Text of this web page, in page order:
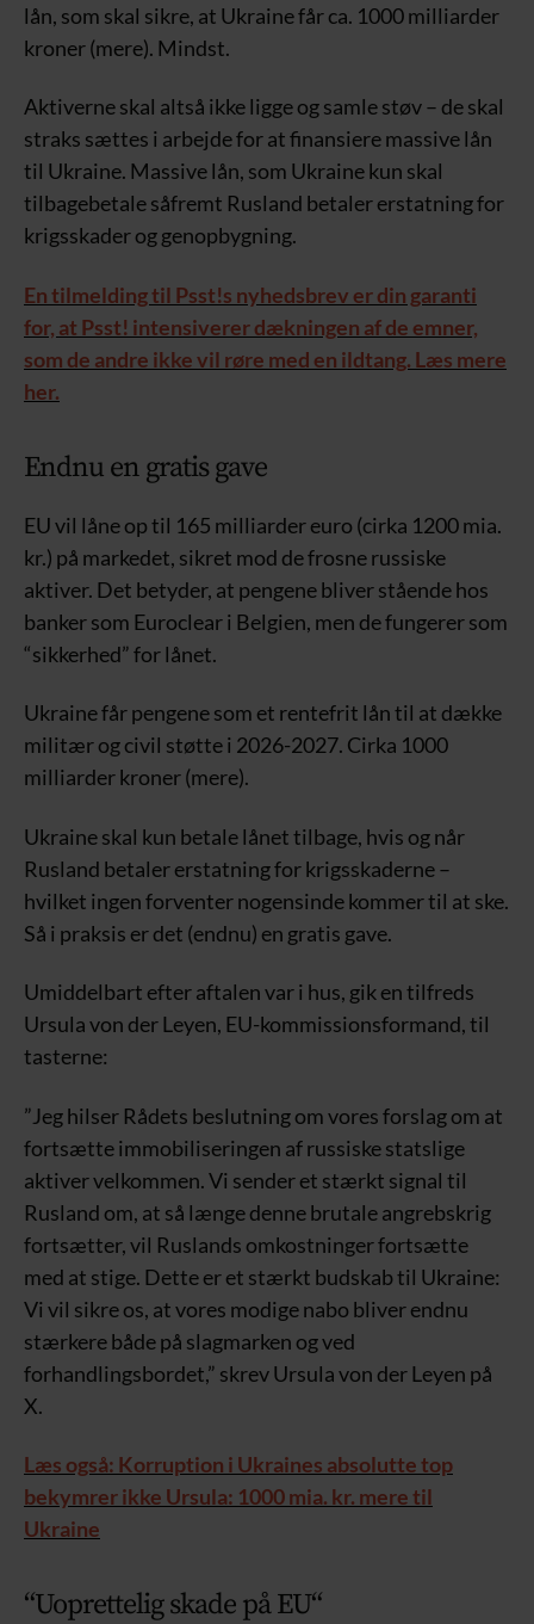
lån, som skal sikre, at Ukraine får ca. 1000 milliarder
kroner (mere). Mindst.
Aktiverne skal altså ikke ligge og samle støv – de skal
straks sættes i arbejde for at finansiere massive lån
til Ukraine. Massive lån, som Ukraine kun skal
tilbagebetale såfremt Rusland betaler erstatning for
krigsskader og genopbygning.
En tilmelding til Psst!s nyhedsbrev er din garanti
for, at Psst! intensiverer dækningen af de emner,
som de andre ikke vil røre med en ildtang. Læs mere
her.
Endnu en gratis gave
EU vil låne op til 165 milliarder euro (cirka 1200 mia.
kr.) på markedet, sikret mod de frosne russiske
aktiver. Det betyder, at pengene bliver stående hos
banker som Euroclear i Belgien, men de fungerer som
“sikkerhed” for lånet.
Ukraine får pengene som et rentefrit lån til at dække
militær og civil støtte i 2026-2027. Cirka 1000
milliarder kroner (mere).
Ukraine skal kun betale lånet tilbage, hvis og når
Rusland betaler erstatning for krigsskaderne –
hvilket ingen forventer nogensinde kommer til at ske.
Så i praksis er det (endnu) en gratis gave.
Umiddelbart efter aftalen var i hus, gik en tilfreds
Ursula von der Leyen, EU-kommissionsformand, til
tasterne:
”Jeg hilser Rådets beslutning om vores forslag om at
fortsætte immobiliseringen af russiske statslige
aktiver velkommen. Vi sender et stærkt signal til
Rusland om, at så længe denne brutale angrebskrig
fortsætter, vil Ruslands omkostninger fortsætte
med at stige. Dette er et stærkt budskab til Ukraine:
Vi vil sikre os, at vores modige nabo bliver endnu
stærkere både på slagmarken og ved
forhandlingsbordet,” skrev Ursula von der Leyen på
X.
Læs også: Korruption i Ukraines absolutte top
bekymrer ikke Ursula: 1000 mia. kr. mere til
Ukraine
“Uoprettelig skade på EU“